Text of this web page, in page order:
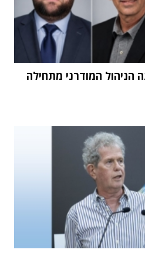
הניהול המודרני מתחילה